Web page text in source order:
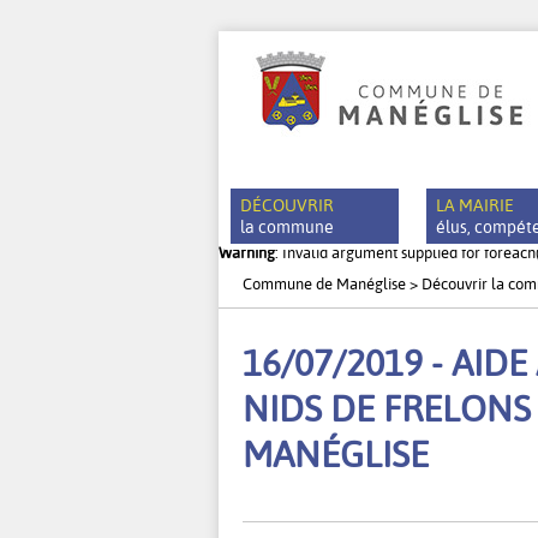
DÉCOUVRIR
la commune
Actualités
Histoire du village
Patrimoine de Manéglise
Tourisme à Manéglise
Les gîtes ruraux
LA MAIRIE
élus,
Les élus
Les
Le
Les
Warning: Invalid argument supplied for
Commune de Manéglise> Découvrir la
16/07/2019 - AIDE
NIDS DE
MANÉGLISE